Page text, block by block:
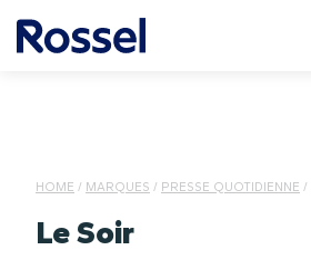
HOME / MARQUES / PRESSE QUOTIDIENNE /
Le Soir